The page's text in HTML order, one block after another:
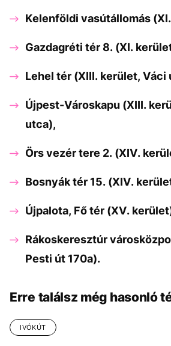
Kelenföldi vasútállomás
Gazdagréti tér 8. (XI.
Lehel tér (XIII. kerület, Váci
Újpest-Városkapu (XIII.
utca),
Örs vezér tere 2. (XIV.
Bosnyák tér 15. (XIV.
Újpalota, Fő tér (XV.
Rákoskeresztúr
Pesti út 170a).
Erre találsz még hasonló
IVÓKÚT